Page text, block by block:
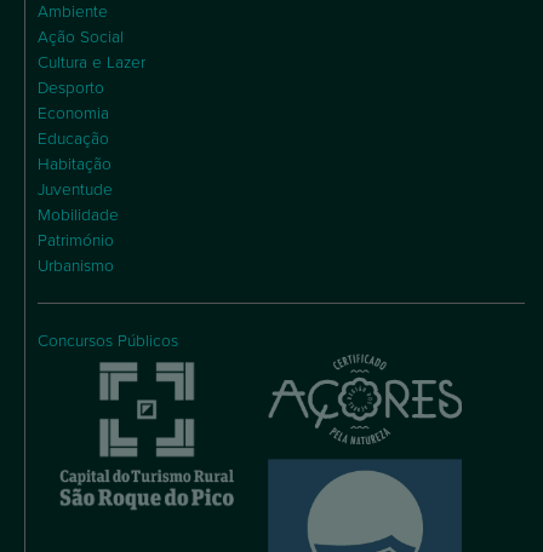
Ambiente
Ação Social
Cultura e Lazer
Desporto
Economia
Educação
Habitação
Juventude
Mobilidade
Património
Urbanismo
Concursos Públicos